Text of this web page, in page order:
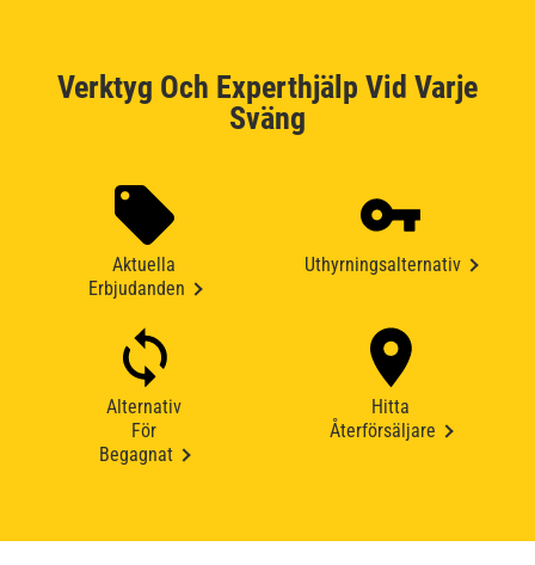
Verktyg Och Experthjälp Vid Varje
Sväng
Aktuella
Erbjudanden
Uthyrningsalternativ
Alternativ
För
Begagnat
Hitta
Återförsäljare